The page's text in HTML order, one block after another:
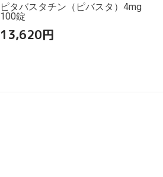
ピタバスタチン（ピバスタ）4mg
100錠
13,620円